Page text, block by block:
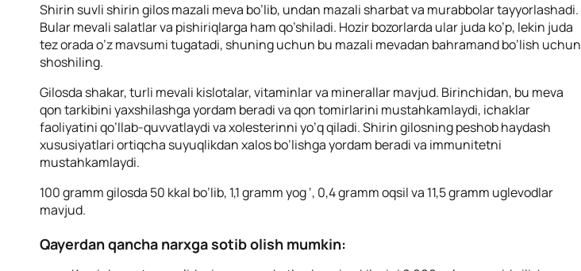
Shirin suvli shirin gilos mazali meva bo’lib, undan mazali sharbat va murabbolar tayyorlashadi.
Bular mevali salatlar va pishiriqlarga ham qo’shiladi. Hozir bozorlarda ular juda ko’p, lekin juda
tez orada o’z mavsumi tugatadi, shuning uchun bu mazali mevadan bahramand bo’lish uchun
shoshiling.
Gilosda shakar, turli mevali kislotalar, vitaminlar va minerallar mavjud. Birinchidan, bu meva
qon tarkibini yaxshilashga yordam beradi va qon tomirlarini mustahkamlaydi, ichaklar
faoliyatini qo’llab-quvvatlaydi va xolesterinni yo’q qiladi. Shirin gilosning peshob haydash
xususiyatlari ortiqcha suyuqlikdan xalos bo’lishga yordam beradi va immunitetni
mustahkamlaydi.
100 gramm gilosda 50 kkal bo’lib, 1,1 gramm yog ‘, 0,4 gramm oqsil va 11,5 gramm uglevodlar
mavjud.
Qayerdan qancha narxga sotib olish mumkin: